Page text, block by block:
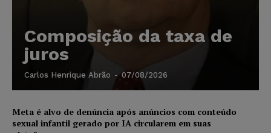
Composição da taxa de
juros
Carlos Henrique Abrão - 07/08/2026
Meta é alvo de denúncia após anúncios com conteúdo
sexual infantil gerado por IA circularem em suas